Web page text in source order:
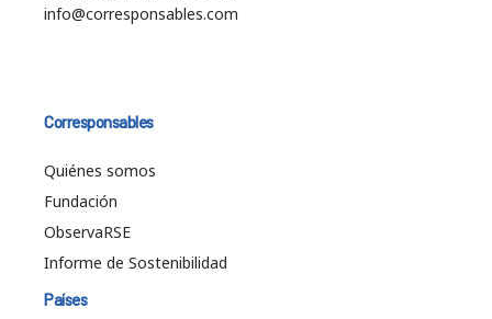
info@corresponsables.com
Corresponsables
Quiénes somos
Fundación
ObservaRSE
Informe de Sostenibilidad
Países